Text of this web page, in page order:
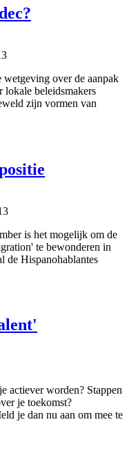
over de aanpak
beleidsmakers
zijn vormen van
is het mogelijk om de
te bewonderen in
de Hispanohablantes
actiever worden? Stappen
je toekomst?
je dan nu aan om mee te